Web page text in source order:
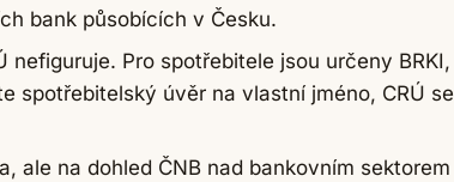
bank působících v Česku.
nefiguruje. Pro spotřebitele jsou určeny BRKI,
spotřebitelský úvěr na vlastní jméno, CRÚ se
ale na dohled ČNB nad bankovním sektorem